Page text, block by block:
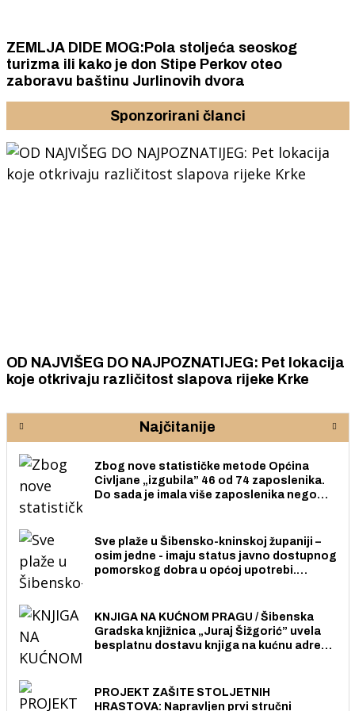
ZEMLJA DIDE MOG:Pola stoljeća seoskog
turizma ili kako je don Stipe Perkov oteo
zaboravu baštinu Jurlinovih dvora
Sponzorirani članci
OD NAJVIŠEG DO NAJPOZNATIJEG: Pet lokacija
koje otkrivaju različitost slapova rijeke Krke
Najčitanije
Zbog nove statističke metode Općina
Civljane „izgubila” 46 od 74 zaposlenika.
Do sada je imala više zaposlenika nego
Sve plaže u Šibensko-kninskoj županiji –
osim jedne - imaju status javno dostupnog
pomorskog dobra u općoj upotrebi.
KNJIGA NA KUĆNOM PRAGU / Šibenska
Gradska knjižnica „Juraj Šižgorić” uvela
besplatnu dostavu knjiga na kućnu adresu
PROJEKT ZAŠITE STOLJETNIH
HRASTOVA: Napravljen prvi stručni